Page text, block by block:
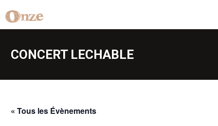
CONCERT LECHABLE
« Tous les Évènements